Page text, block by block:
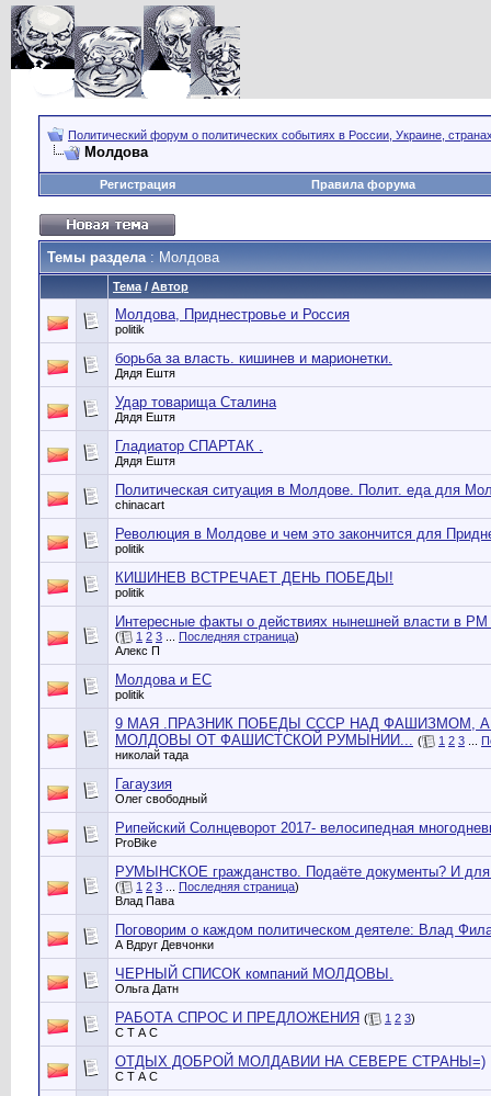
Политический форум о политических событиях в России, Украине,
Молдова
Регистрация Правила форума
Темы раздела: Молдова
Тема / Автор
Молдова, Приднестровье и Россия
politik
борьба за власть. кишинев и марионетки.
Дядя Ештя
Удар товарища Сталина
Дядя Ештя
Гладиатор СПАРТАК .
Дядя Ештя
Политическая ситуация в Молдове. Полит. еда для
chinacart
Революция в Молдове и чем это закончится для
politik
КИШИНЕВ ВСТРЕЧАЕТ ДЕНЬ ПОБЕДЫ!
politik
Интересные факты о действиях нынешней власти в
( 1 2 3 Последняя страница)
Алекс П
Молдова и ЕС
politik
9 МАЯ .ПРАЗНИК ПОБЕДЫ СССР НАД ФАШИЗМОМ,
МОЛДОВЫ ОТ ФАШИСТСКОЙ РУМЫНИИ... ( 1 2 3
николай тада
Гагаузия
Олег свободный
Рипейский Солнцеворот 2017- велосипедная
ProBike
РУМЫНСКОЕ гражданство. Подаёте документы? И для
( 1 2 3 Последняя страница)
Влад Пава
Поговорим о каждом политическом деятеле: Влад
А Вдруг Девчонки
ЧЕРНЫЙ СПИСОК компаний МОЛДОВЫ.
Ольга Датн
РАБОТА СПРОС И ПРЕДЛОЖЕНИЯ ( 1 2 3)
С Т А С
ОТДЫХ ДОБРОЙ МОЛДАВИИ НА СЕВЕРЕ СТРАНЫ=)
С Т А С